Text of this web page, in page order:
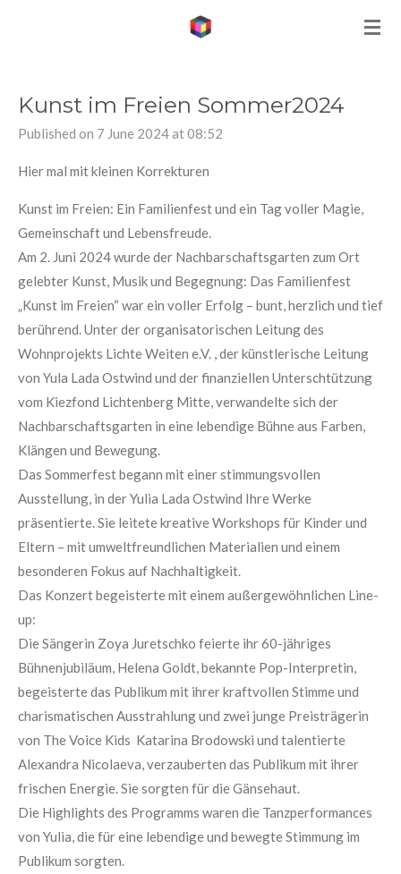
Kunst im Freien Sommer2024
Published on 7 June 2024 at 08:52
Hier mal mit kleinen Korrekturen
Kunst im Freien: Ein Familienfest und ein Tag voller Magie,
Gemeinschaft und Lebensfreude.
Am 2. Juni 2024 wurde der Nachbarschaftsgarten zum Ort
gelebter Kunst, Musik und Begegnung: Das Familienfest
„Kunst im Freien“ war ein voller Erfolg – bunt, herzlich und tief
berührend. Unter der organisatorischen Leitung des
Wohnprojekts Lichte Weiten e.V. , der künstlerische Leitung
von Yula Lada Ostwind und der finanziellen Unterschtützung
vom Kiezfond Lichtenberg Mitte, verwandelte sich der
Nachbarschaftsgarten in eine lebendige Bühne aus Farben,
Klängen und Bewegung.
Das Sommerfest begann mit einer stimmungsvollen
Ausstellung, in der Yulia Lada Ostwind Ihre Werke
präsentierte. Sie leitete kreative Workshops für Kinder und
Eltern – mit umweltfreundlichen Materialien und einem
besonderen Fokus auf Nachhaltigkeit.
Das Konzert begeisterte mit einem außergewöhnlichen Line-
up:
Die Sängerin Zoya Juretschko feierte ihr 60-jähriges
Bühnenjubiläum, Helena Goldt, bekannte Pop-Interpretin,
begeisterte das Publikum mit ihrer kraftvollen Stimme und
charismatischen Ausstrahlung und zwei junge Preisträgerin
von The Voice Kids Katarina Brodowski und talentierte
Alexandra Nicolaeva, verzauberten das Publikum mit ihrer
frischen Energie. Sie sorgten für die Gänsehaut.
Die Highlights des Programms waren die Tanzperformances
von Yulia, die für eine lebendige und bewegte Stimmung im
Publikum sorgten.